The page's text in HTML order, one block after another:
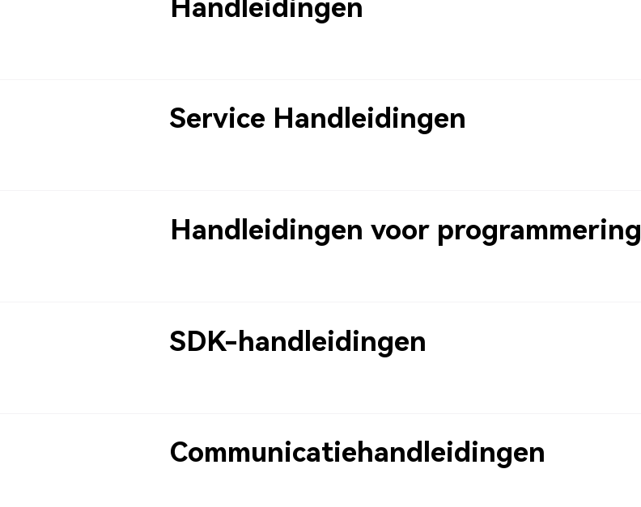
Handleidingen
Service Handleidingen
Handleidingen voor programmering
SDK-handleidingen
Communicatiehandleidingen